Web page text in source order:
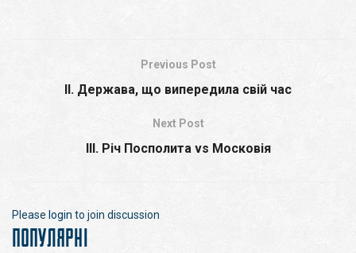
Previous Post
II. Держава, що випередила свій час
Next Post
III. Річ Посполита vs Московія
Please login to join discussion
ПОПУЛЯРНІ